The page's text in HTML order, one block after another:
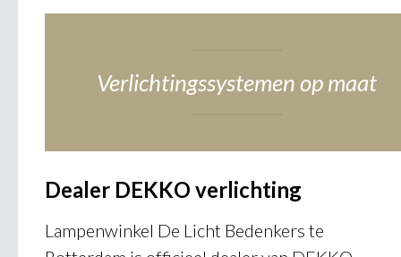
Verlichtingssystemen op maat
Dealer DEKKO verlichting
Lampenwinkel De Licht Bedenkers te